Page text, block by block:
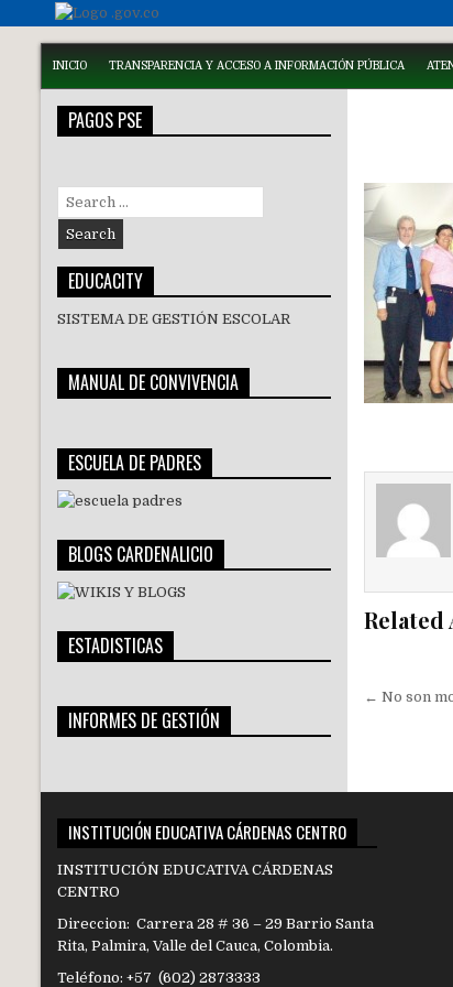
INICIO TRANSPARENCIA Y ACCESO A INFORMACIÓN PÚBLICA
← No son
PAGOS PSE
Search
for:
EDUCACITY
SISTEMA DE GESTIÓN ESCOLAR
MANUAL DE CONVIVENCIA
ESCUELA DE PADRES
BLOGS CARDENALICIO
ESTADISTICAS
INFORMES DE GESTIÓN
INSTITUCIÓN EDUCATIVA CÁRDENAS CENTRO
INSTITUCIÓN EDUCATIVA CÁRDENAS
CENTRO
Direccion: Carrera 28 # 36 – 29 Barrio Santa
Rita, Palmira, Valle del Cauca, Colombia.
Teléfono: +57 (602) 2873333